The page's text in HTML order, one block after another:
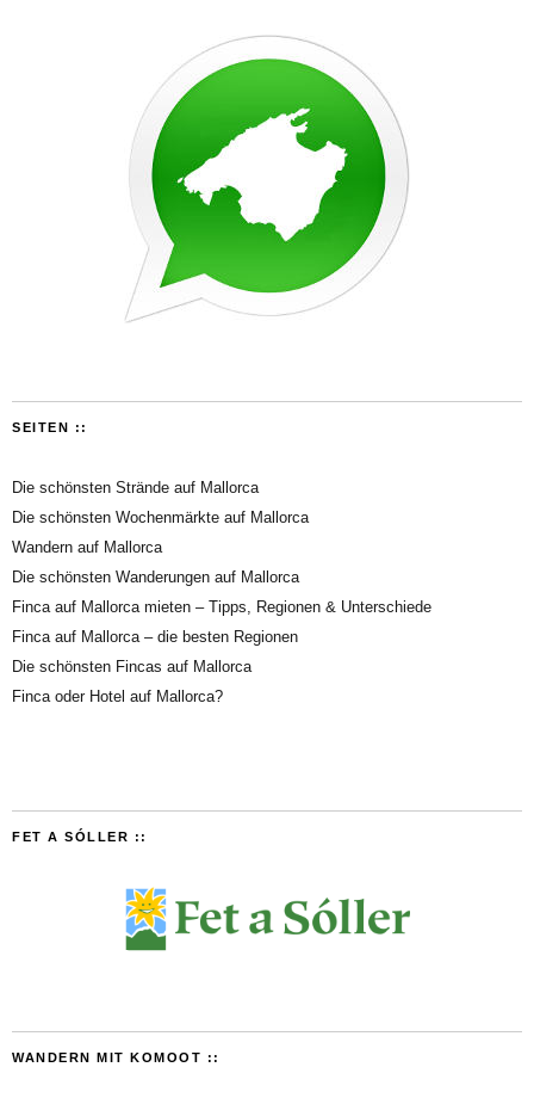
SEITEN ::
Die schönsten Strände auf Mallorca
Die schönsten Wochenmärkte auf Mallorca
Wandern auf Mallorca
Die schönsten Wanderungen auf Mallorca
Finca auf Mallorca mieten – Tipps, Regionen & Unterschiede
Finca auf Mallorca – die besten Regionen
Die schönsten Fincas auf Mallorca
Finca oder Hotel auf Mallorca?
FET A SÓLLER ::
WANDERN MIT KOMOOT ::